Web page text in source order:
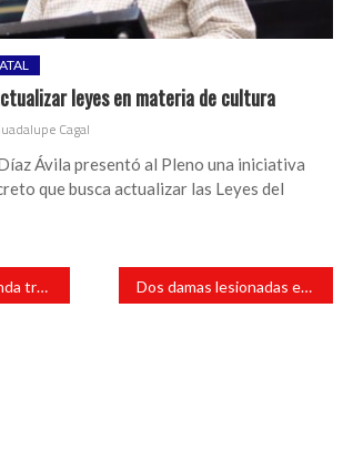
leyes en materia de cultura
Cagal
Ávila presentó al Pleno una iniciativa
que busca actualizar las Leyes del
de Oca Dos damas lesionadas en percance vial en Cataemaco